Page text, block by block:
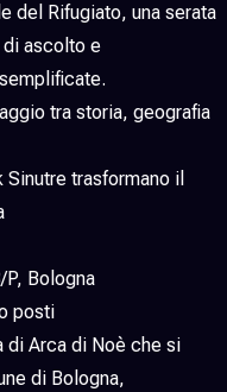
del Rifugiato, una serata
ascolto e
tra storia, geografia
trasformano il
P, Bologna
posti
di Arca di Noè che si
di Bologna,